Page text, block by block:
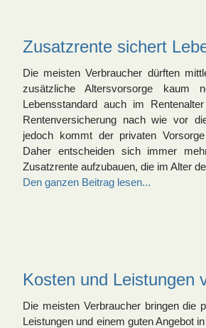
Zusatzrente sichert
Die meisten Verbraucher dürften
zusätzliche Altersvorsorge kaum
Lebensstandard auch im
Rentenversicherung nach wie vor
jedoch kommt der privaten
Daher entscheiden sich immer
Zusatzrente aufzubauen, die im Alter
Den ganzen Beitrag lesen...
Kosten und Leistungen
Die meisten Verbraucher bringen die
Leistungen und einem guten Angebot